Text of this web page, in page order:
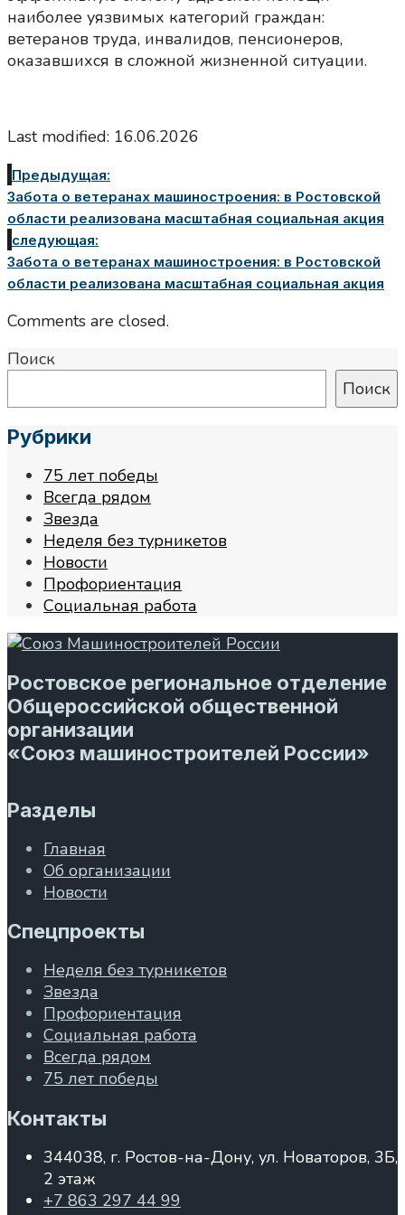
наиболее уязвимых категорий граждан:
ветеранов труда, инвалидов, пенсионеров,
оказавшихся в сложной жизненной ситуации.
Last modified: 16.06.2026
Предыдущая:
Забота о ветеранах машиностроения: в Ростовской
области реализована масштабная социальная акция
следующая:
Забота о ветеранах машиностроения: в Ростовской
области реализована масштабная социальная акция
Comments are closed.
Поиск
Поиск
Рубрики
75 лет победы
Всегда рядом
Звезда
Неделя без турникетов
Новости
Профориентация
Социальная работа
Ростовское региональное отделение
Общероссийской общественной
организации
«Союз машиностроителей России»
Разделы
Главная
Об организации
Новости
Спецпроекты
Неделя без турникетов
Звезда
Профориентация
Социальная работа
Всегда рядом
75 лет победы
Контакты
344038, г. Ростов-на-Дону, ул. Новаторов, 3Б,
2 этаж
+7 863 297 44 99